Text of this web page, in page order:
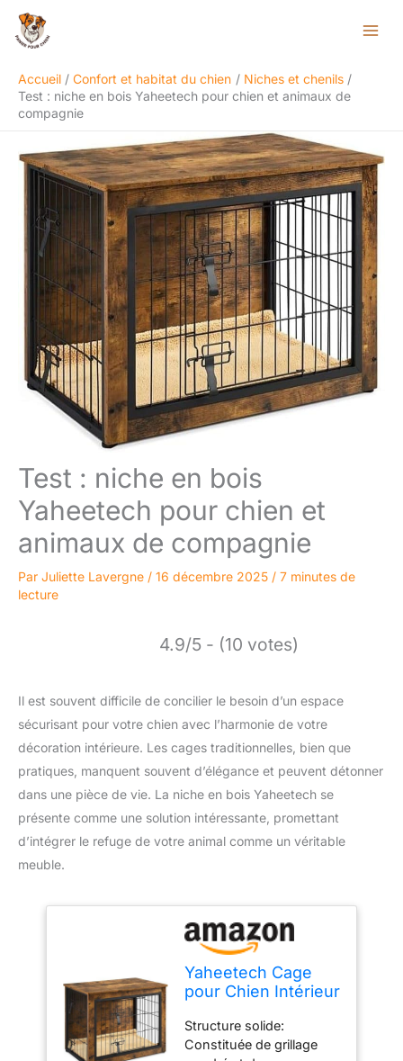
Aller
Accueil
Confort et habitat du chien
Niches et chenils
Test : niche en bois Yaheetech pour chien et animaux de
compagnie
Test : niche en bois
Yaheetech pour chien et
animaux de compagnie
Par Juliette Lavergne / 16 décembre 2025 / 7 minutes de
lecture
4.9/5 - (10 votes)
Il est souvent difficile de concilier le besoin d’un espace
sécurisant pour votre chien avec l’harmonie de votre
décoration intérieure. Les cages traditionnelles, bien que
pratiques, manquent souvent d’élégance et peuvent détonner
dans une pièce de vie. La niche en bois Yaheetech se
présente comme une solution intéressante, promettant
d’intégrer le refuge de votre animal comme un véritable
meuble.
Yaheetech Cage
pour Chien Intérieur
Maison pour Chien
Niche en Bois pour
Structure solide:
Constituée de grillage
Rechercher